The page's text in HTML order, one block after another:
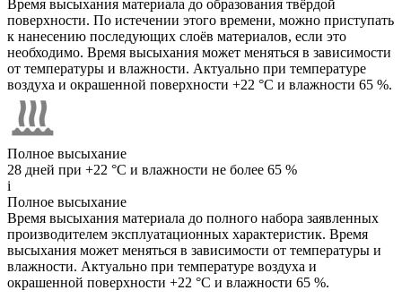
Время высыхания материала до образования твёрдой
поверхности. По истечении этого времени, можно приступать
к нанесению последующих слоёв материалов, если это
необходимо. Время высыхания может меняться в зависимости
от температуры и влажности. Актуально при температуре
воздуха и окрашенной поверхности +22 °C и влажности 65 %.
Полное высыхание
28 дней при +22 °C и влажности не более 65 %
i
Полное высыхание
Время высыхания материала до полного набора заявленных
производителем эксплуатационных характеристик. Время
высыхания может меняться в зависимости от температуры и
влажности. Актуально при температуре воздуха и
окрашенной поверхности +22 °C и влажности 65 %.